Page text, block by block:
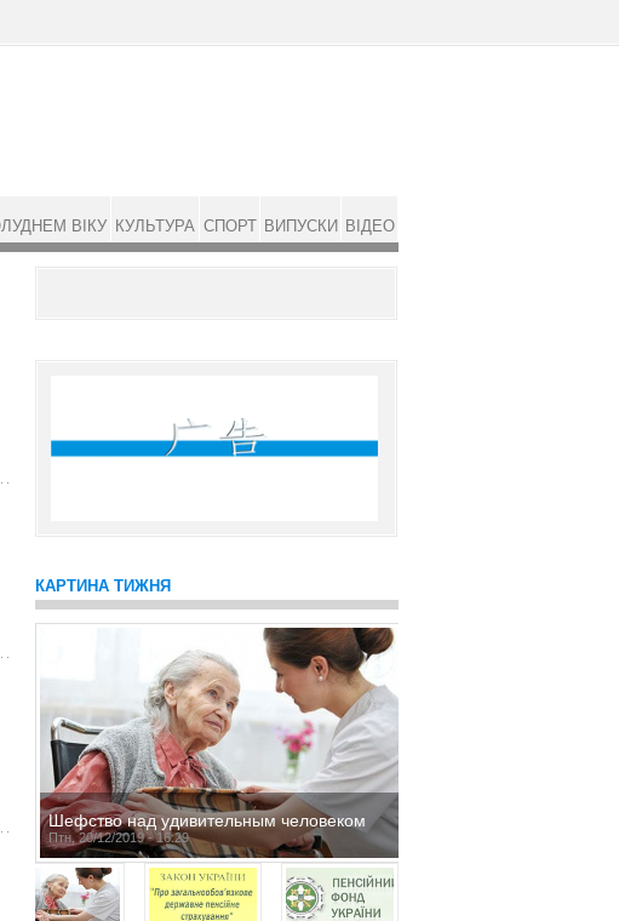
КАРТИНА ТИЖНЯ
Шефство над удивительным человеком
Птн, 20/12/2019 - 16:29
ВІКУ КУЛЬТУРА СПОРТ ВИПУСКИ ВІДЕО